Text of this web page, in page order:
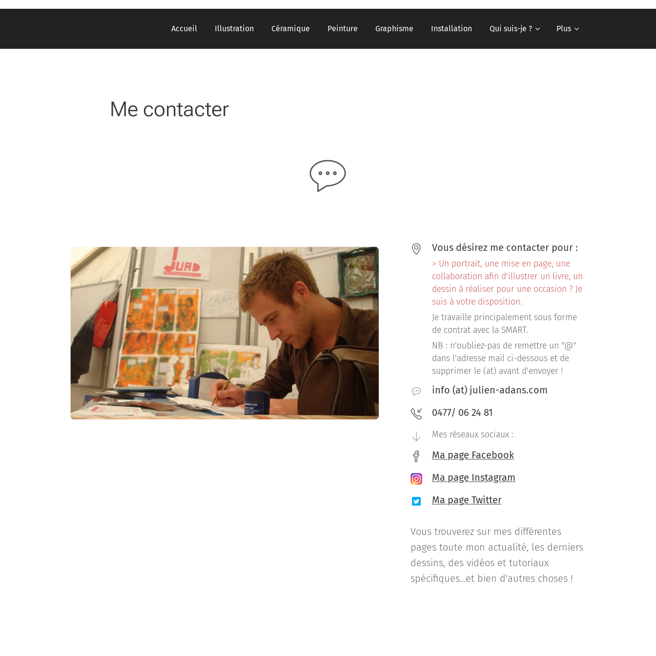
Accueil Illustration Céramique Peinture Graphisme Installation Qui suis-je ? Plus
Me contacter
Vous désirez me contacter pour :
> Un portrait, une mise en page, une
collaboration afin d'illustrer un livre, un
dessin à réaliser pour une occasion ? Je
suis à votre disposition.
Je travaille principalement sous forme
de contrat avec la SMART.
NB : n'oubliez-pas de remettre un "@"
dans l'adresse mail ci-dessous et de
supprimer le (at) avant d'envoyer !
info (at) julien-adans.com
0477/ 06 24 81
Mes réseaux sociaux :
Ma page Facebook
Ma page Instagram
Ma page Twitter
Vous trouverez sur mes différentes
pages toute mon actualité, les derniers
dessins, des vidéos et tutoriaux
spécifiques...et bien d'autres choses !